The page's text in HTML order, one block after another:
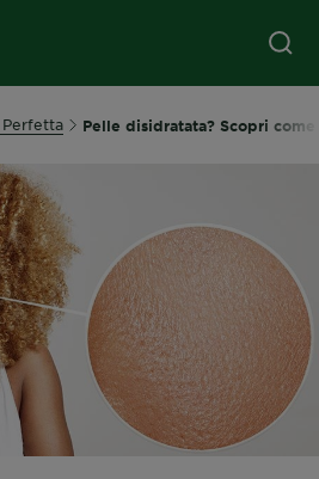
Perfetta Pelle disidratata? Scopri